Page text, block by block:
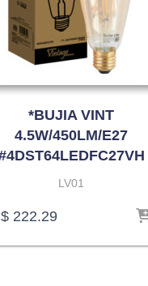
*BUJIA VINT
4.5W/450LM/E27
LV01
222.29